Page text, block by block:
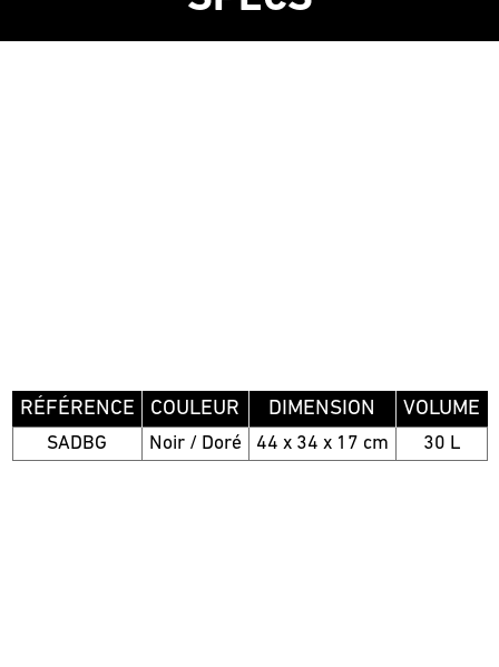
RÉFÉRENCE COULEUR DIMENSION VOLUME
SADBG Noir / Doré 44 x 34 x 17 cm 30 L